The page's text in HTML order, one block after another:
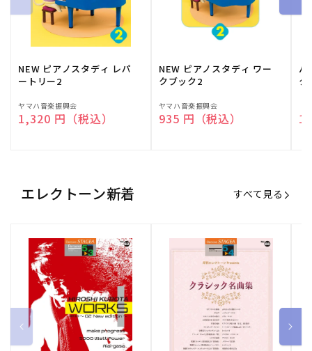
NEW ピアノスタディ レパ
ートリー2
販
売
ヤマハ音楽振興会
通常価格
1,320 円（税込）
NEW ピアノスタディ ワー
クブック2
販
売
ヤマハ音楽振興会
通常価格
935 円（税込）
バ
ク
売
エレクトーン新着 すべて見る